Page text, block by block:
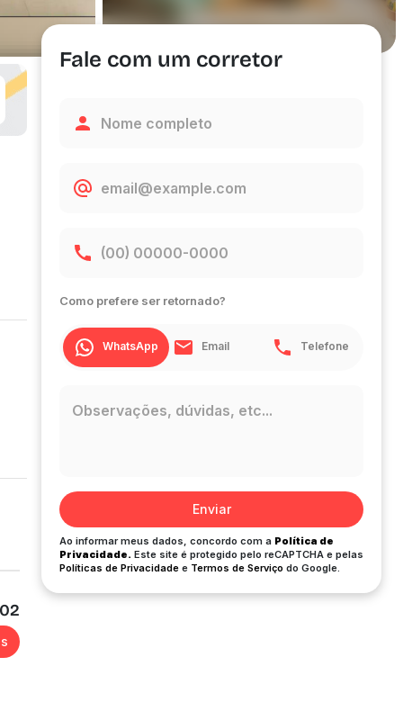
Fale com um corretor
Como prefere ser retornado?
WhatsApp Email Telefone
Enviar
Ao informar meus dados, concordo com a Política de
Privacidade. Este site é protegido pelo reCAPTCHA e pelas
Políticas de Privacidade e Termos de Serviço do Google.